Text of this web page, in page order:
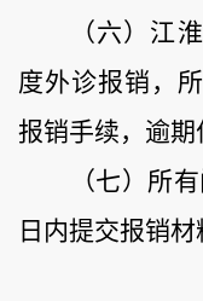
（六） 江
度外诊报销 ，
报销手续，逾期
（七） 所
日内提交报销材